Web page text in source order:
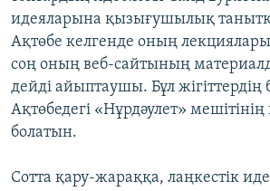
идеяларына қызығушылық
Ақтөбе келгенде оның
соң оның веб-сайтының
дейді айыптаушы. Бұл
Ақтөбедегі «Нұрдәулет»
болатын.
Сотта қару-жараққа, лаңкестік